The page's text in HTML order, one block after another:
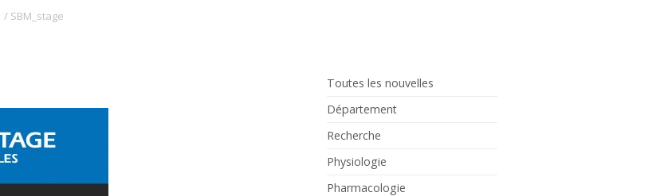
/ SBM_stage
Toutes les nouvelles
Département
Recherche
Physiologie
Pharmacologie